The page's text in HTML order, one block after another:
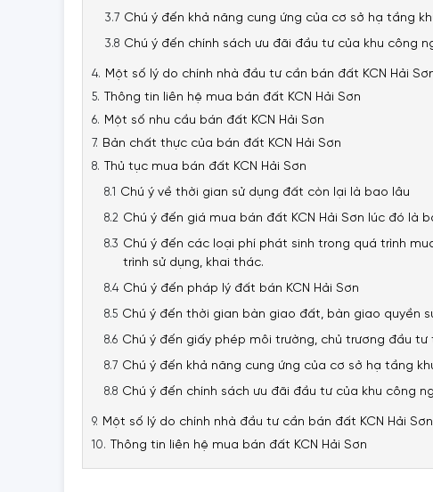
Chú ý đến khả năng cung ứng của cơ sở hạ tầng
Chú ý đến chính sách ưu đãi đầu tư của khu công
Một số lý do chính nhà đầu tư cần bán đất KCN Hải
Thông tin liên hệ mua bán đất KCN Hải Sơn
Một số nhu cầu bán đất KCN Hải Sơn
Bản chất thực của bán đất KCN Hải Sơn
Thủ tục mua bán đất KCN Hải Sơn
Chú ý về thời gian sử dụng đất còn lại là bao lâu
Chú ý đến giá mua bán đất KCN Hải Sơn lúc đó là
Chú ý đến các loại phí phát sinh trong quá trình
trình sử dụng, khai thác.
Chú ý đến pháp lý đất bán KCN Hải Sơn
Chú ý đến thời gian bàn giao đất, bàn giao quyền
Chú ý đến giấy phép môi trường, chủ trương đầu tư
Chú ý đến khả năng cung ứng của cơ sở hạ tầng
Chú ý đến chính sách ưu đãi đầu tư của khu công
Một số lý do chính nhà đầu tư cần bán đất KCN Hải Sơn
Thông tin liên hệ mua bán đất KCN Hải Sơn